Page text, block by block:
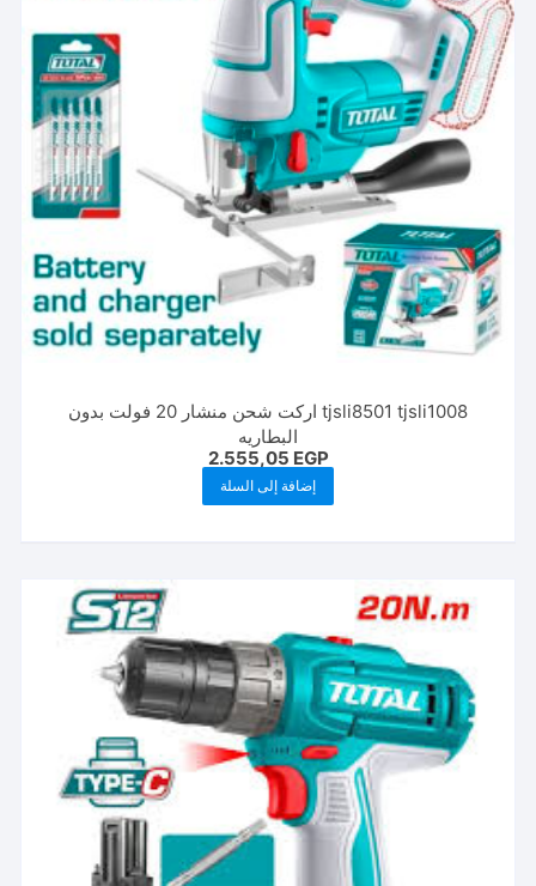
tjsli8501 tjsli1008 اركت شحن منشار 20 فولت بدون
البطاريه
2.555,05 EGP
إضافة إلى السلة